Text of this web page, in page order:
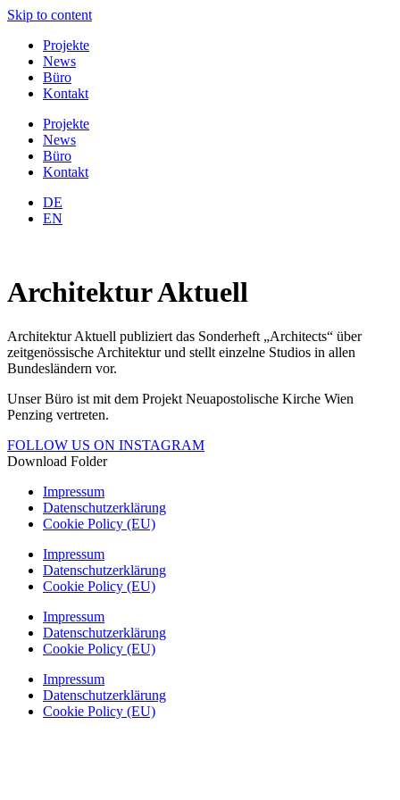
Skip to content
Projekte
News
Büro
Kontakt
Projekte
News
Büro
Kontakt
DE
EN
Architektur Aktuell
Architektur Aktuell publiziert das Sonderheft „Architects“ über
zeitgenössische Architektur und stellt einzelne Studios in allen
Bundesländern vor.
Unser Büro ist mit dem Projekt Neuapostolische Kirche Wien
Penzing vertreten.
FOLLOW US ON INSTAGRAM
Download Folder
Impressum
Datenschutzerklärung
Cookie Policy (EU)
Impressum
Datenschutzerklärung
Cookie Policy (EU)
Impressum
Datenschutzerklärung
Cookie Policy (EU)
Impressum
Datenschutzerklärung
Cookie Policy (EU)